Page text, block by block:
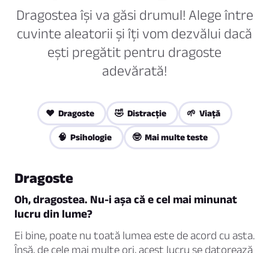
Dragostea își va găsi drumul! Alege între
cuvinte aleatorii și îți vom dezvălui dacă
ești pregătit pentru dragoste
adevărată!
❤️ Dragoste 🤣 Distracţie 🌱 Viaţă
🧠 Psihologie 🤓 Mai multe teste
Dragoste
Oh, dragostea. Nu-i așa că e cel mai minunat
lucru din lume?
Ei bine, poate nu toată lumea este de acord cu asta.
Însă, de cele mai multe ori, acest lucru se datorează